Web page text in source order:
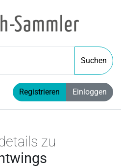
Suchen
Registrieren Einloggen
zu